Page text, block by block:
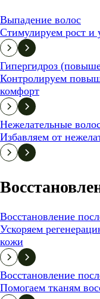
Выпадение волос
Стимулируем рост и
Гипергидроз
Контролируем
комфорт
Нежелательные
Избавляем от
Восстановление
Ускоряем
кожи
Восстановление
Помогаем тканям